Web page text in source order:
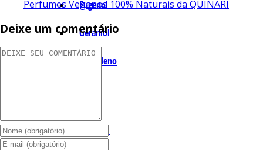
Eugenol
Geraniol
Humuleno
Lemonal
Perfumes Veganos 100% Naturais da QUINARÍ
Deixe um comentário